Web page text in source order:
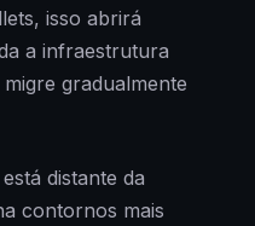
isso abrirá
a infraestrutura
gradualmente
distante da
contornos mais